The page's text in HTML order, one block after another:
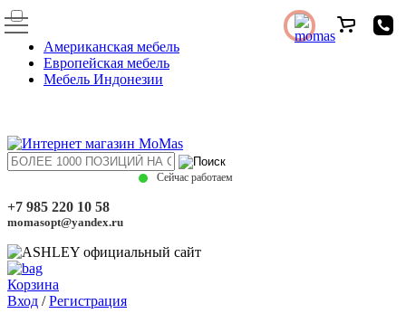
Американская мебель
Европейская мебель
Мебель Индонезии
Сейчас работаем
+7 985 220 10 58
momasopt@yandex.ru
Корзина
Вход /Регистрация